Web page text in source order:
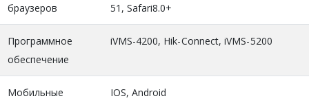
браузеров
51, Safari8.0+
Программное
обеспечение
iVMS-4200, Hik-Connect, iVMS-5200
Мобильные
IOS, Android